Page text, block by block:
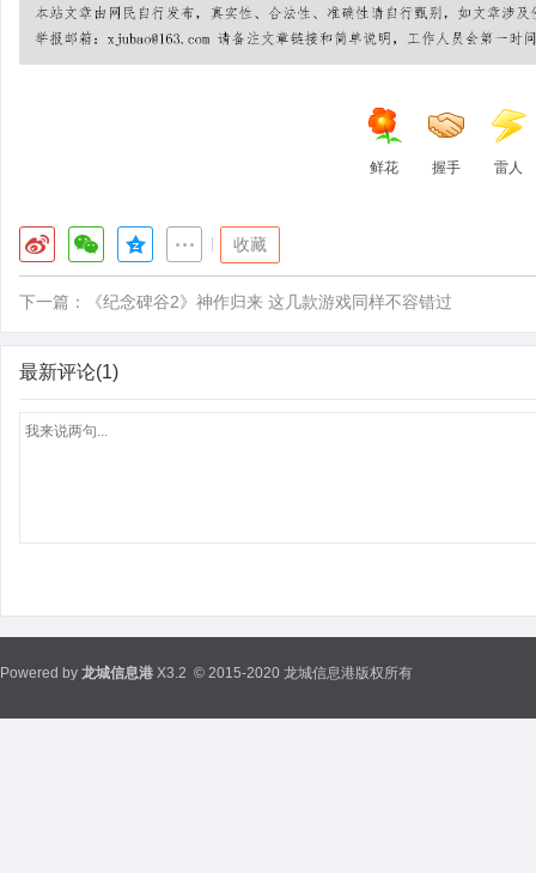
鲜花 握手 雷人
收藏
下一篇： 《纪念碑谷2》神作归来 这几款游戏同样不容错过
最新评论(1)
Powered by 龙城信息港 X3.2 © 2015-2020 龙城信息港版权所有